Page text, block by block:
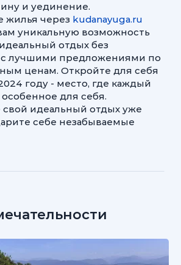
и уединение.
жилья через kudanayuga.ru
уникальную возможность
отдых без
с лучшими предложениями по
ценам. Откройте для себя
году - место, где каждый
для себя.
свой идеальный отдых уже
себе незабываемые